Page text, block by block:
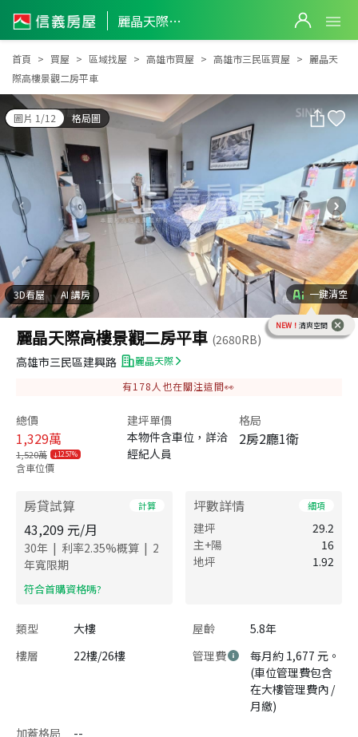
麗晶天際高樓景觀二房平車
麗晶天際高樓景觀二房平車
首頁 買屋 區域找屋 高雄市買屋 高雄市三民區買屋
麗晶天
際高樓景觀二房平車
圖片 1/12 格局圖
3D看屋 AI 講房 一鍵清空
NEW！ 清爽空間
麗晶天際高樓景觀二房平車 (2680RB)
高雄市三民區建興路
麗晶天際
有178 人也在關注這間👀
總價
1,329萬
1,520萬 12.57%
含車位價
建坪單價
本物件含車位，詳洽
經紀人員
格局
2房2廳1衛
房貸試算 計算
43,209 元/月
30年 | 利率2.35%概算 | 2
年寬限期
​符合首購資格嗎?
坪數詳情 細項
建坪
29.2
主+陽
16
地坪
1.92
類型 大樓 屋齡
5.8年
樓層
22樓/26樓 管理費
每月約 1,677 元。
(車位管理費包含
在大樓管理費內 /
月繳)
加蓋格局
--